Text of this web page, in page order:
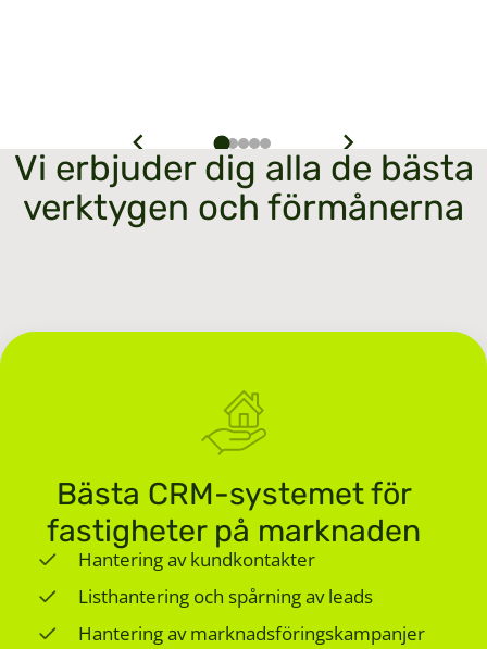
12345
Vi erbjuder dig alla de bästa
verktygen och förmånerna
Bästa CRM-systemet för
fastigheter på marknaden
Hantering av kundkontakter
Listhantering och spårning av leads
Hantering av marknadsföringskampanjer